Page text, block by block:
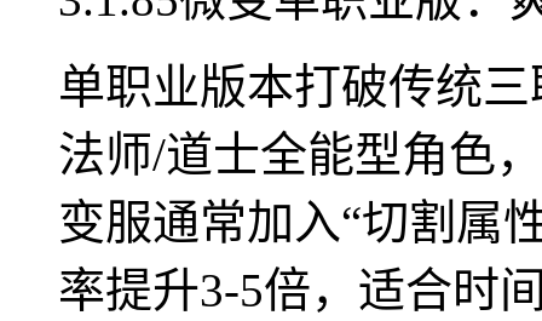
单职业版本打破传统
法师/道士全能型角色
变服通常加入“切割属
率提升3-5倍，适合时